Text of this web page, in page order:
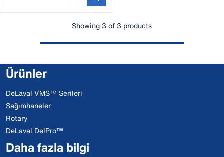
Showing 3 of 3 products
Ürünler
DeLaval VMS™ Serileri
Sağımhaneler
Rotary
DeLaval DelPro™
Daha fazla bilgi